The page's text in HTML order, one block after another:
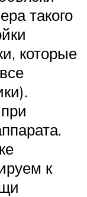
такого
которые
к